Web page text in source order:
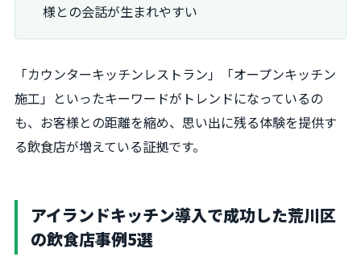
様との会話が生まれやすい
「カウンターキッチンレストラン」「オープンキッチン
施工」といったキーワードがトレンドになっているの
も、お客様との距離を縮め、思い出に残る体験を提供す
る飲食店が増えている証拠です。
アイランドキッチン導入で成功した荒川区
の飲食店事例5選